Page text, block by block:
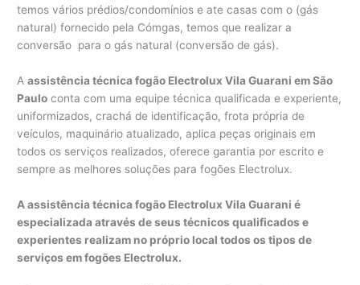
temos vários prédios/condomínios e ate casas com o (gás
natural) fornecido pela Cómgas, temos que realizar a
conversão para o gás natural (conversão de gás).
Aassistência técnica fogão Electrolux Vila Guarani em São
Paulo conta com uma equipe técnica qualificada e experiente,
uniformizados, crachá de identificação, frota própria de
veículos, maquinário atualizado, aplica peças originais em
todos os serviços realizados, oferece garantia por escrito e
sempre as melhores soluções para fogões Electrolux.
A assistência técnica fogão Electrolux Vila Guarani é
especializada através de seus técnicos qualificados e
experientes realizam no próprio local todos os tipos de
serviços em fogões Electrolux.